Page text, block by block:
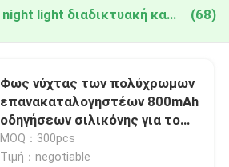
touch control night light διαδικτυακή κατασκευή (68)
Φως νύχτας των πολύχρωμων
επανακαταλογηστέων 800mAh
οδηγήσεων σιλικόνης για το
διακοσμητικό δωμάτιο
MOQ：300pcs
Τιμή：negotiable